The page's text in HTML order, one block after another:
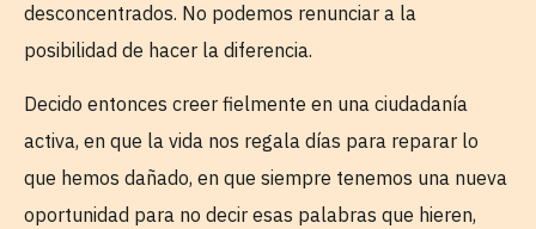
desconcentrados. No podemos renunciar a la
posibilidad de hacer la diferencia.
Decido entonces creer fielmente en una ciudadanía
activa, en que la vida nos regala días para reparar lo
que hemos dañado, en que siempre tenemos una nueva
oportunidad para no decir esas palabras que hieren,